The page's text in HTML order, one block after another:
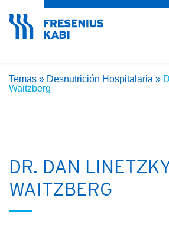
Email*
Recordarme
Temas » Desnutrición Hospitalaria »
Waitzberg
DR. DAN
WAITZBERG